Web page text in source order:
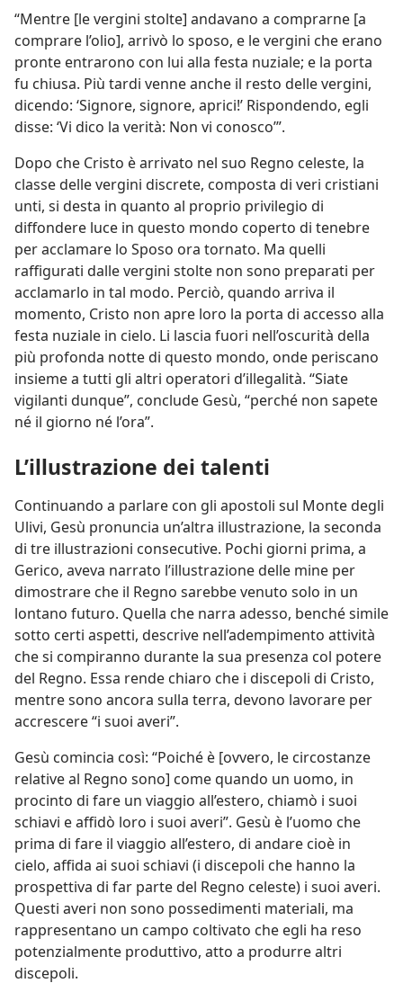
“Mentre [le vergini stolte] andavano a comprarne [a
comprare l’olio], arrivò lo sposo, e le vergini che erano
pronte entrarono con lui alla festa nuziale; e la porta
fu chiusa. Più tardi venne anche il resto delle vergini,
dicendo: ‘Signore, signore, aprici!’ Rispondendo, egli
disse: ‘Vi dico la verità: Non vi conosco’”.
Dopo che Cristo è arrivato nel suo Regno celeste, la
classe delle vergini discrete, composta di veri cristiani
unti, si desta in quanto al proprio privilegio di
diffondere luce in questo mondo coperto di tenebre
per acclamare lo Sposo ora tornato. Ma quelli
raffigurati dalle vergini stolte non sono preparati per
acclamarlo in tal modo. Perciò, quando arriva il
momento, Cristo non apre loro la porta di accesso alla
festa nuziale in cielo. Li lascia fuori nell’oscurità della
più profonda notte di questo mondo, onde periscano
insieme a tutti gli altri operatori d’illegalità. “Siate
vigilanti dunque”, conclude Gesù, “perché non sapete
né il giorno né l’ora”.
L’illustrazione dei talenti
Continuando a parlare con gli apostoli sul Monte degli
Ulivi, Gesù pronuncia un’altra illustrazione, la seconda
di tre illustrazioni consecutive. Pochi giorni prima, a
Gerico, aveva narrato l’illustrazione delle mine per
dimostrare che il Regno sarebbe venuto solo in un
lontano futuro. Quella che narra adesso, benché simile
sotto certi aspetti, descrive nell’adempimento attività
che si compiranno durante la sua presenza col potere
del Regno. Essa rende chiaro che i discepoli di Cristo,
mentre sono ancora sulla terra, devono lavorare per
accrescere “i suoi averi”.
Gesù comincia così: “Poiché è [ovvero, le circostanze
relative al Regno sono] come quando un uomo, in
procinto di fare un viaggio all’estero, chiamò i suoi
schiavi e affidò loro i suoi averi”. Gesù è l’uomo che
prima di fare il viaggio all’estero, di andare cioè in
cielo, affida ai suoi schiavi (i discepoli che hanno la
prospettiva di far parte del Regno celeste) i suoi averi.
Questi averi non sono possedimenti materiali, ma
rappresentano un campo coltivato che egli ha reso
potenzialmente produttivo, atto a produrre altri
discepoli.